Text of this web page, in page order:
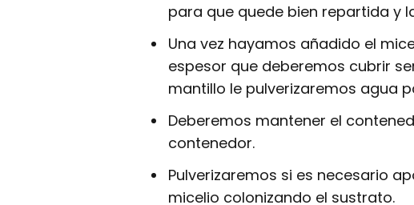
para que quede bien repartida y
Una vez hayamos añadido el
espesor que deberemos cubrir
mantillo le pulverizaremos agua
Deberemos mantener el
contenedor.
Pulverizaremos si es necesario
micelio colonizando el sustrato.